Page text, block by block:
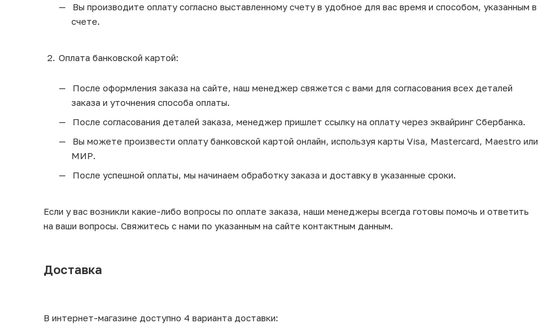
Вы производите оплату согласно выставленному счету в удобное для вас время и способом, указанным в
счете.
Оплата банковской картой:
После оформления заказа на сайте, наш менеджер свяжется с вами для согласования всех деталей
заказа и уточнения способа оплаты.
После согласования деталей заказа, менеджер пришлет ссылку на оплату через эквайринг Сбербанка.
Вы можете произвести оплату банковской картой онлайн, используя карты Visa, Mastercard, Maestro или
МИР.
После успешной оплаты, мы начинаем обработку заказа и доставку в указанные сроки.
Если у вас возникли какие-либо вопросы по оплате заказа, наши менеджеры всегда готовы помочь и ответить
на ваши вопросы. Свяжитесь с нами по указанным на сайте контактным данным.
Доставка
В интернет-магазине доступно 4 варианта доставки: